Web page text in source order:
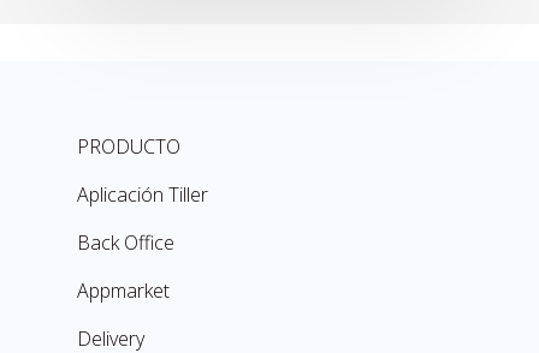
PRODUCTO
Aplicación Tiller
Back Office
Appmarket
Delivery